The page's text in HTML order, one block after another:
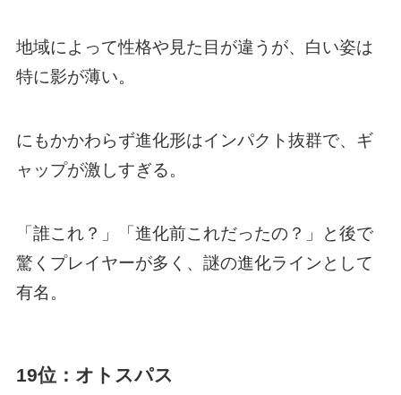
地域によって性格や見た目が違うが、白い姿は
特に影が薄い。
にもかかわらず進化形はインパクト抜群で、ギ
ャップが激しすぎる。
「誰これ？」「進化前これだったの？」と後で
驚くプレイヤーが多く、謎の進化ラインとして
有名。
19位：オトスパス